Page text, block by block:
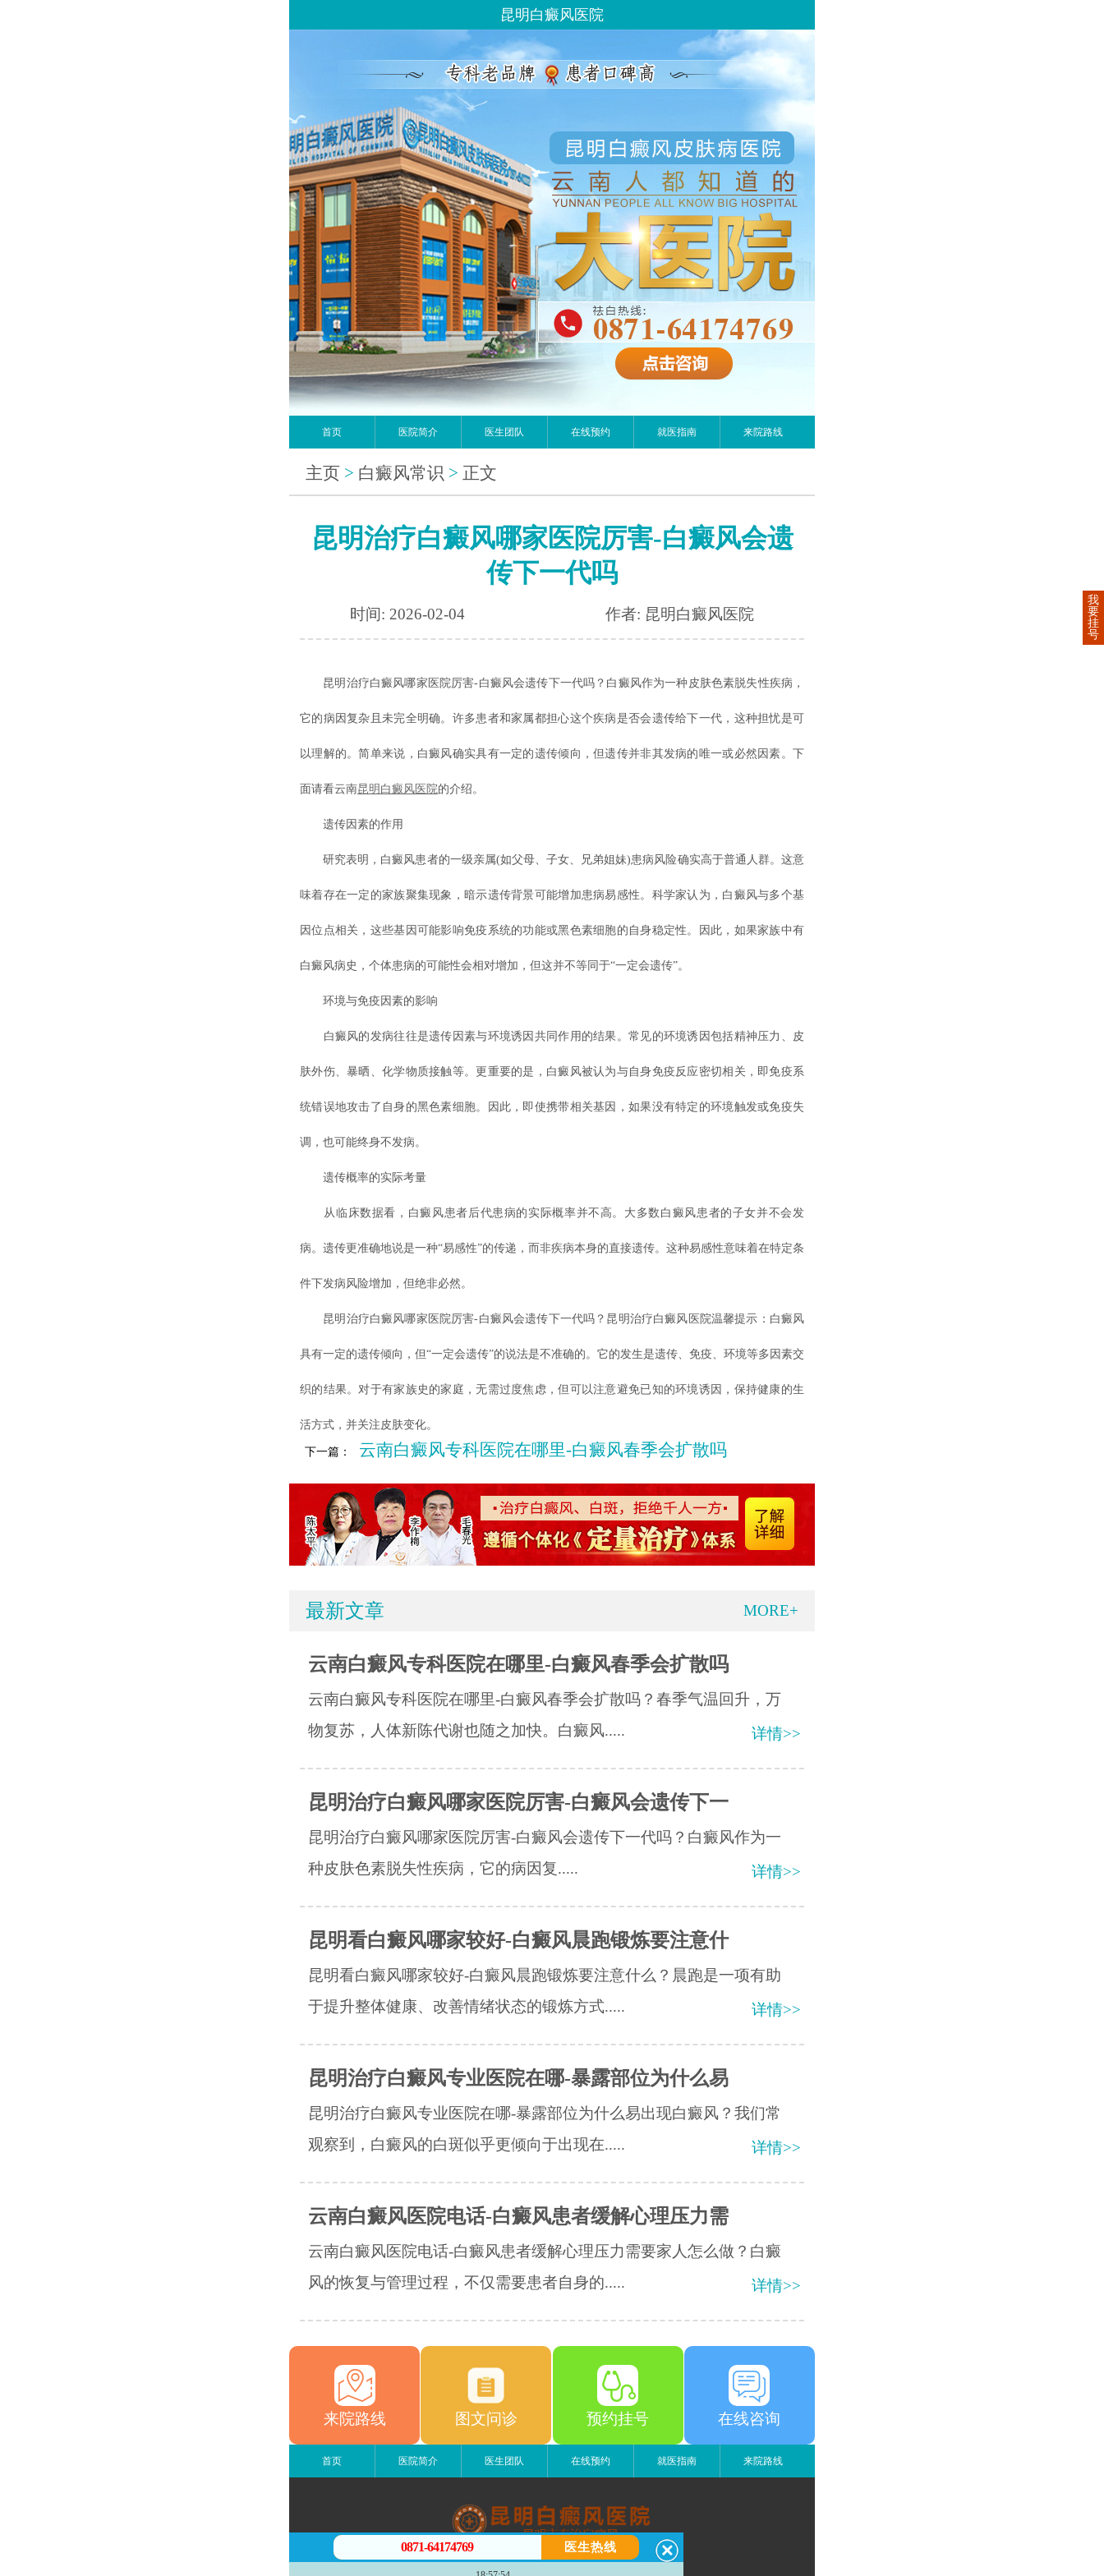
昆明白癜风医院
首页 医院简介 医生团队 在线预约 就医指南 来院路线
主页 > 白癜风常识 > 正文
昆明治疗白癜风哪家医院厉害-白癜风会遗
传下一代吗
时间: 2026-02-04 作者: 昆明白癜风医院
昆明治疗白癜风哪家医院厉害-白癜风会遗传下一代吗？白癜风作为一种皮肤色素脱失性疾病，
它的病因复杂且未完全明确。许多患者和家属都担心这个疾病是否会遗传给下一代，这种担忧是可
以理解的。简单来说，白癜风确实具有一定的遗传倾向，但遗传并非其发病的唯一或必然因素。下
面请看云南昆明白癜风医院的介绍。
遗传因素的作用
研究表明，白癜风患者的一级亲属(如父母、子女、兄弟姐妹)患病风险确实高于普通人群。这意
味着存在一定的家族聚集现象，暗示遗传背景可能增加患病易感性。科学家认为，白癜风与多个基
因位点相关，这些基因可能影响免疫系统的功能或黑色素细胞的自身稳定性。因此，如果家族中有
白癜风病史，个体患病的可能性会相对增加，但这并不等同于“一定会遗传”。
环境与免疫因素的影响
白癜风的发病往往是遗传因素与环境诱因共同作用的结果。常见的环境诱因包括精神压力、皮
肤外伤、暴晒、化学物质接触等。更重要的是，白癜风被认为与自身免疫反应密切相关，即免疫系
统错误地攻击了自身的黑色素细胞。因此，即使携带相关基因，如果没有特定的环境触发或免疫失
调，也可能终身不发病。
遗传概率的实际考量
从临床数据看，白癜风患者后代患病的实际概率并不高。大多数白癜风患者的子女并不会发
病。遗传更准确地说是一种“易感性”的传递，而非疾病本身的直接遗传。这种易感性意味着在特定条
件下发病风险增加，但绝非必然。
昆明治疗白癜风哪家医院厉害-白癜风会遗传下一代吗？昆明治疗白癜风医院温馨提示：白癜风
具有一定的遗传倾向，但“一定会遗传”的说法是不准确的。它的发生是遗传、免疫、环境等多因素交
织的结果。对于有家族史的家庭，无需过度焦虑，但可以注意避免已知的环境诱因，保持健康的生
活方式，并关注皮肤变化。
下一篇： 云南白癜风专科医院在哪里-白癜风春季会扩散吗
最新文章 MORE+
云南白癜风专科医院在哪里-白癜风春季会扩散吗
云南白癜风专科医院在哪里-白癜风春季会扩散吗？春季气温回升，万
物复苏，人体新陈代谢也随之加快。白癜风.....
详情>>
昆明治疗白癜风哪家医院厉害-白癜风会遗传下一
昆明治疗白癜风哪家医院厉害-白癜风会遗传下一代吗？​白癜风作为一
种皮肤色素脱失性疾病，它的病因复.....
详情>>
昆明看白癜风哪家较好-白癜风晨跑锻炼要注意什
昆明看白癜风哪家较好-白癜风晨跑锻炼要注意什么？晨跑是一项有助
于提升整体健康、改善情绪状态的锻炼方式.....
详情>>
昆明治疗白癜风专业医院在哪-暴露部位为什么易
昆明治疗白癜风专业医院在哪-暴露部位为什么易出现白癜风？我们常
观察到，白癜风的白斑似乎更倾向于出现在.....
详情>>
云南白癜风医院电话-白癜风患者缓解心理压力需
云南白癜风医院电话-白癜风患者缓解心理压力需要家人怎么做？白癜
风的恢复与管理过程，不仅需要患者自身的.....
详情>>
来院路线 图文问诊 预约挂号 在线咨询
首页 医院简介 医生团队 在线预约 就医指南 来院路线
昆明白癜风医院
0871-64174769 医生热线
我
要
挂
号